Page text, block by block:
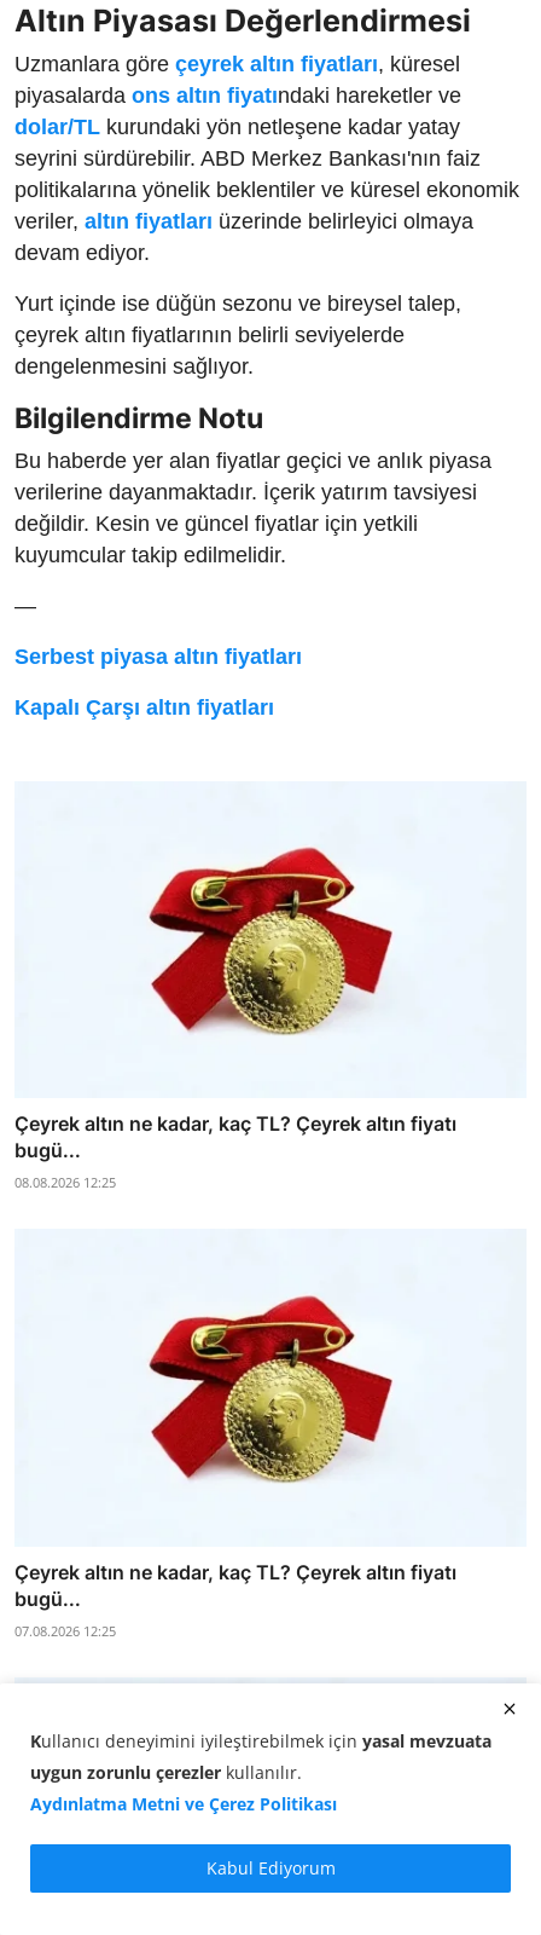
Altın Piyasası Değerlendirmesi
Uzmanlara göre çeyrek altın fiyatları, küresel
piyasalarda ons altın fiyatındaki hareketler ve
dolar/TL kurundaki yön netleşene kadar yatay
seyrini sürdürebilir. ABD Merkez Bankası'nın faiz
politikalarına yönelik beklentiler ve küresel ekonomik
veriler, altın fiyatları üzerinde belirleyici olmaya
devam ediyor.
Yurt içinde ise düğün sezonu ve bireysel talep,
çeyrek altın fiyatlarının belirli seviyelerde
dengelenmesini sağlıyor.
Bilgilendirme Notu
Bu haberde yer alan fiyatlar geçici ve anlık piyasa
verilerine dayanmaktadır. İçerik yatırım tavsiyesi
değildir. Kesin ve güncel fiyatlar için yetkili
kuyumcular takip edilmelidir.
—
Serbest piyasa altın fiyatları
Kapalı Çarşı altın fiyatları
Çeyrek altın ne kadar, kaç TL? Çeyrek altın fiyatı
bugü...
08.08.2026 12:25
Çeyrek altın ne kadar, kaç TL? Çeyrek altın fiyatı
bugü...
07.08.2026 12:25
Kullanıcı deneyimini iyileştirebilmek için yasal mevzuata
uygun zorunlu çerezler kullanılır.
Aydınlatma Metni ve Çerez Politikası
Kabul Ediyorum